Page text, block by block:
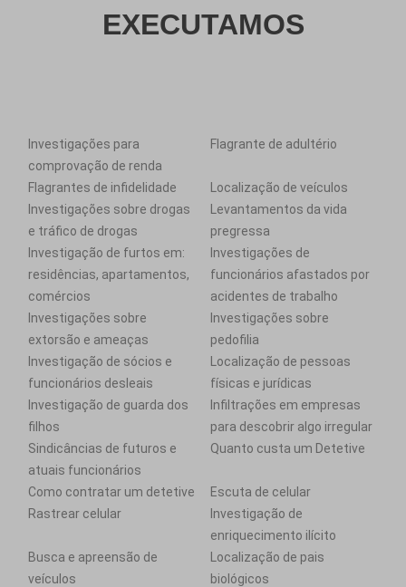
EXECUTAMOS
Investigações para
comprovação de renda
Flagrante de adultério
Flagrantes de infidelidade
Localização de veículos
Investigações sobre drogas
e tráfico de drogas
Levantamentos da vida
pregressa
Investigação de furtos em:
residências, apartamentos,
comércios
Investigações de
funcionários afastados por
acidentes de trabalho
Investigações sobre
extorsão e ameaças
Investigações sobre
pedofilia
Investigação de sócios e
funcionários desleais
Localização de pessoas
físicas e jurídicas
Investigação de guarda dos
filhos
Infiltrações em empresas
para descobrir algo irregular
Sindicâncias de futuros e
atuais funcionários
Quanto custa um Detetive
Como contratar um detetive
Escuta de celular
Rastrear celular
Investigação de
enriquecimento ilícito
Busca e apreensão de
veículos
Localização de pais
biológicos